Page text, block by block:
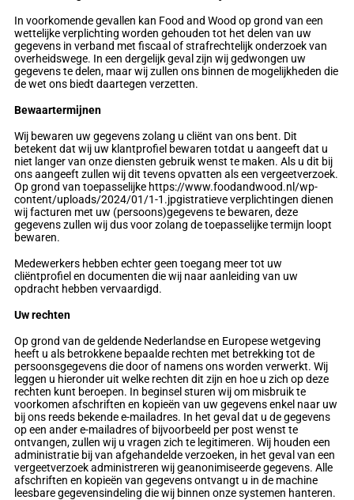
In voorkomende gevallen kan Food and Wood op grond van een
wettelijke verplichting worden gehouden tot het delen van uw
gegevens in verband met fiscaal of strafrechtelijk onderzoek van
overheidswege. In een dergelijk geval zijn wij gedwongen uw
gegevens te delen, maar wij zullen ons binnen de mogelijkheden die
de wet ons biedt daartegen verzetten.
Bewaartermijnen
Wij bewaren uw gegevens zolang u cliënt van ons bent. Dit
betekent dat wij uw klantprofiel bewaren totdat u aangeeft dat u
niet langer van onze diensten gebruik wenst te maken. Als u dit bij
ons aangeeft zullen wij dit tevens opvatten als een vergeetverzoek.
Op grond van toepasselijke https://www.foodandwood.nl/wp-
content/uploads/2024/01/1-1.jpgistratieve verplichtingen dienen
wij facturen met uw (persoons)gegevens te bewaren, deze
gegevens zullen wij dus voor zolang de toepasselijke termijn loopt
bewaren.
Medewerkers hebben echter geen toegang meer tot uw
cliëntprofiel en documenten die wij naar aanleiding van uw
opdracht hebben vervaardigd.
Uw rechten
Op grond van de geldende Nederlandse en Europese wetgeving
heeft u als betrokkene bepaalde rechten met betrekking tot de
persoonsgegevens die door of namens ons worden verwerkt. Wij
leggen u hieronder uit welke rechten dit zijn en hoe u zich op deze
rechten kunt beroepen. In beginsel sturen wij om misbruik te
voorkomen afschriften en kopieën van uw gegevens enkel naar uw
bij ons reeds bekende e-mailadres. In het geval dat u de gegevens
op een ander e-mailadres of bijvoorbeeld per post wenst te
ontvangen, zullen wij u vragen zich te legitimeren. Wij houden een
administratie bij van afgehandelde verzoeken, in het geval van een
vergeetverzoek administreren wij geanonimiseerde gegevens. Alle
afschriften en kopieën van gegevens ontvangt u in de machine
leesbare gegevensindeling die wij binnen onze systemen hanteren.